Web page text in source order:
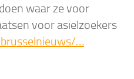
waar ze voor
voor asielzoekers
…